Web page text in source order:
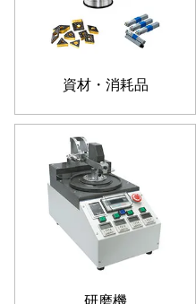
資材・消耗品
研磨機